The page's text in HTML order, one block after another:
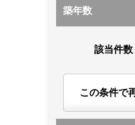
築年数
該当件数
この条件で